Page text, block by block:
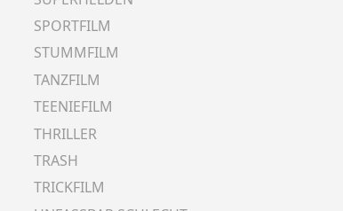
SPORTFILM
STUMMFILM
TANZFILM
TEENIEFILM
THRILLER
TRASH
TRICKFILM